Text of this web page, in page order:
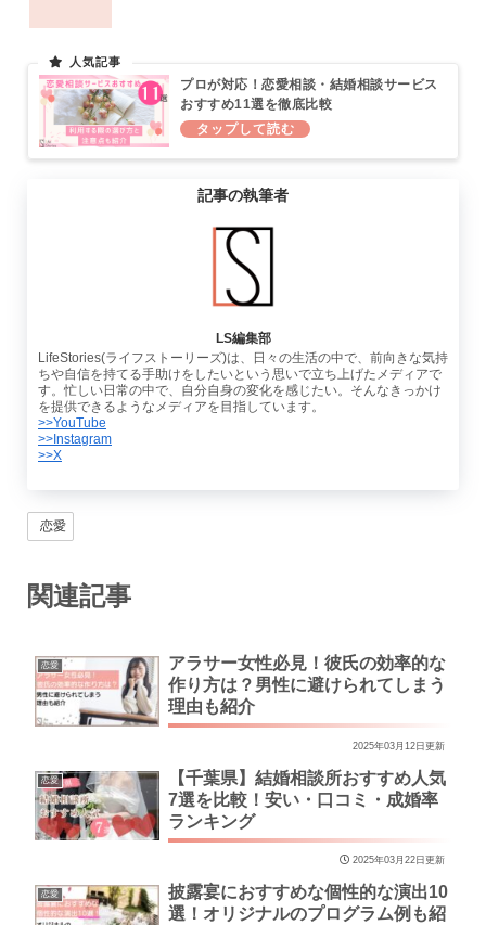
プロが対応！恋愛相談・結婚相談サービス
おすすめ11選を徹底比較
記事の執筆者
LS編集部
LifeStories(ライフストーリーズ)は、日々の生活の中で、前向きな気持
ちや自信を持てる手助けをしたいという思いで立ち上げたメディアで
す。忙しい日常の中で、自分自身の変化を感じたい。そんなきっかけ
を提供できるようなメディアを目指しています。
>>YouTube
>>Instagram
>>X
恋愛
関連記事
恋愛
アラサー女性必見！彼氏の効率的な
作り方は？男性に避けられてしまう
理由も紹介
2025年03月12日更新
恋愛
【千葉県】結婚相談所おすすめ人気
7選を比較！安い・口コミ・成婚率
ランキング
2025年03月22日更新
恋愛
披露宴におすすめな個性的な演出10
選！オリジナルのプログラム例も紹